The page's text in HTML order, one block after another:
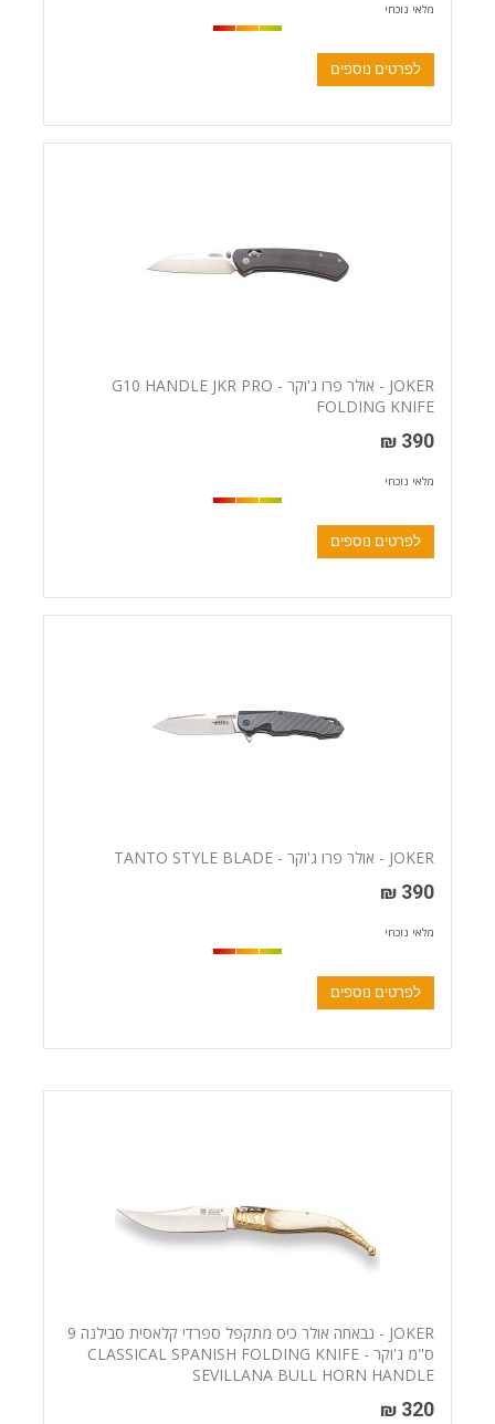
מלאי נוכחי
לפרטים נוספים
JOKER - אולר פרו ג'וקר - G10 HANDLE JKR PRO
FOLDING KNIFE
390 ₪
מלאי נוכחי
לפרטים נוספים
JOKER - אולר פרו ג'וקר - TANTO STYLE BLADE
390 ₪
מלאי נוכחי
לפרטים נוספים
JOKER - נבאחה אולר כיס מתקפל ספרדי קלאסית סבילנה 9
ס"מ ג'וקר - CLASSICAL SPANISH FOLDING KNIFE
SEVILLANA BULL HORN HANDLE
320 ₪